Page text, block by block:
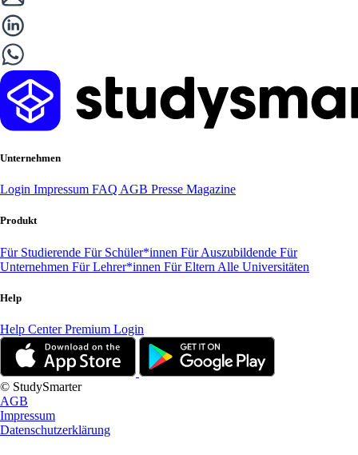
Unternehmen
Login Impressum FAQ AGB Presse Magazine
Produkt
Für Studierende Für Schüler*innen Für Auszubildende Für
Unternehmen Für Lehrer*innen Für Eltern Alle Universitäten
Help
Help CenterPremium Login
© StudySmarter
AGB
Impressum
Datenschutzerklärung